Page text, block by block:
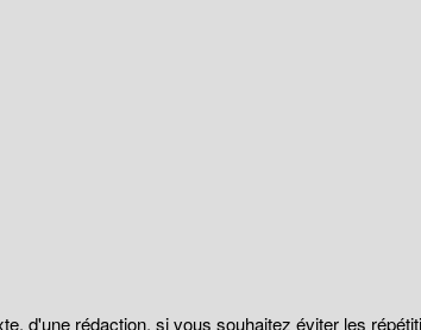
d'une rédaction, si vous souhaitez éviter les